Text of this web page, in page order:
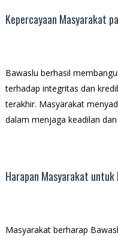
Kepercayaan Masyarakat
Bawaslu berhasil
terhadap integritas dan
terakhir. Masyarakat
dalam menjaga keadilan
Harapan Masyarakat untuk
Masyarakat berharap